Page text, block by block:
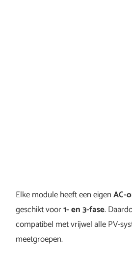
Elke module heeft een eigenAC-
geschikt voor1- en 3-fase.
compatibel met vrijwel alle PV-
meetgroepen.